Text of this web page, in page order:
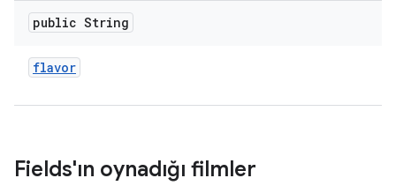
public String
flavor
Fields'ın oynadığı filmler